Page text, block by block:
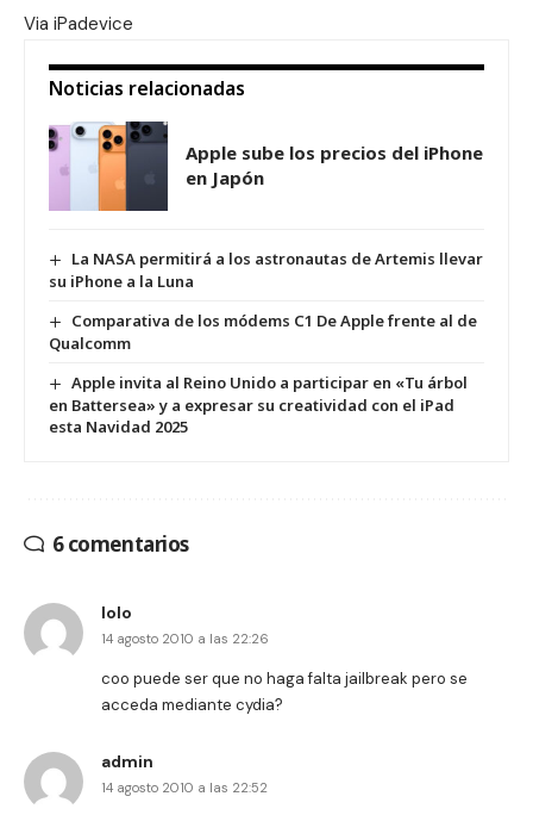
Via iPadevice
Noticias relacionadas
Apple sube los precios del iPhone
en Japón
La NASA permitirá a los astronautas de Artemis llevar
su iPhone a la Luna
Comparativa de los módems C1 De Apple frente al de
Qualcomm
Apple invita al Reino Unido a participar en «Tu árbol
en Battersea» y a expresar su creatividad con el iPad
esta Navidad 2025
6 comentarios
lolo
14 agosto 2010 a las 22:26
coo puede ser que no haga falta jailbreak pero se
acceda mediante cydia?
admin
14 agosto 2010 a las 22:52